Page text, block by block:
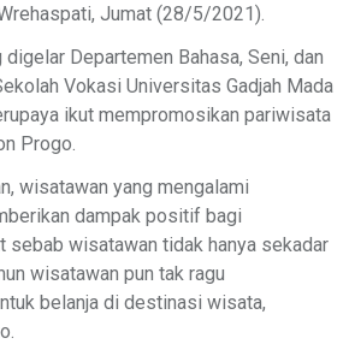
Jumat (28/5/2021).
Departemen Bahasa, Seni, dan
Vokasi Universitas Gadjah Mada
ikut mempromosikan pariwisata
Progo.
wisatawan yang mengalami
dampak positif bagi
sebab wisatawan tidak hanya sekadar
wisatawan pun tak ragu
belanja di destinasi wisata,